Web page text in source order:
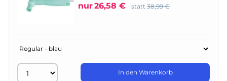
nur26,58 € statt 38,99 €
In den Warenkorb